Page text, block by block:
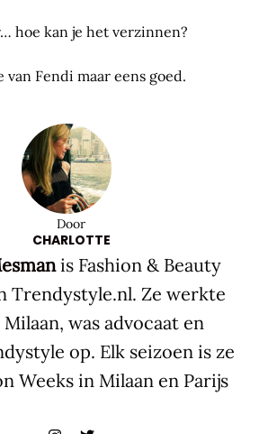
hoe kan je het verzinnen?
Fendi maar eens goed.
Door
CHARLOTTE
is Fashion & Beauty
Trendystyle.nl. Ze werkte
was advocaat en
op. Elk seizoen is ze
Weeks in Milaan en Parijs